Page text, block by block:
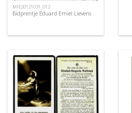
MIE20121031_012
Bidprentje Eduard Emiel Lievens